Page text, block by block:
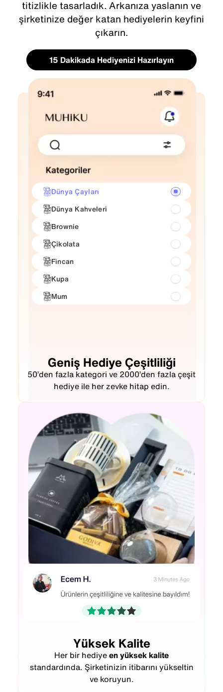
titizlikle tasarladık. Arkanıza yaslanın ve
şirketinize değer katan hediyelerin keyfini
çıkarın.
15 Dakikada Hediyenizi Hazırlayın
Dünya Çayları
Dünya Kahveleri
Brownie
Çikolata
Fincan
Kupa
Mum
Geniş Hediye Çeşitliliği
50’den fazla kategori ve 2000’den fazla çeşit
hediye ile her zevke hitap edin.
Yüksek Kalite
Her bir hediyeen yüksek kalite
standardında. Şirketinizin itibarını yükseltin
ve koruyun.
Merve Kaplan